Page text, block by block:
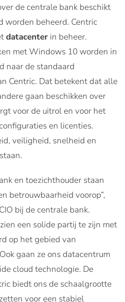
de centrale bank beschikt
worden beheerd. Centric
datacenter in beheer.
met Windows 10 worden in
naar de standaard
Centric. Dat betekent dat alle
gaan beschikken over
voor de uitrol en voor het
en licenties.
veiligheid, snelheid en
en toezichthouder staan
betrouwbaarheid voorop”,
bij de centrale bank.
een solide partij te zijn met
op het gebied van
gaan ze ons datacentrum
cloud technologie. De
biedt ons de schaalgrootte
voor een stabiel